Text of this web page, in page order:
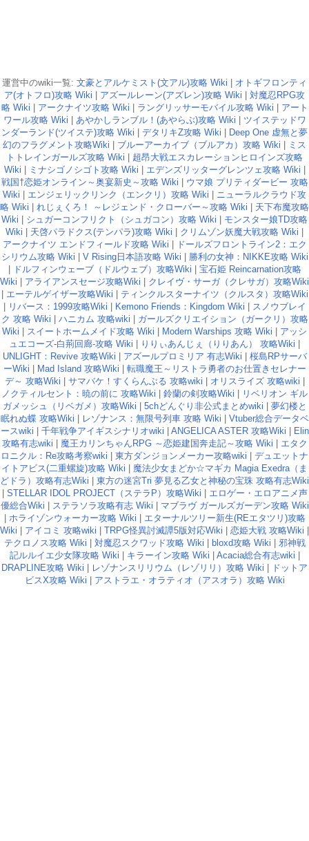
運営中のwiki一覧: 文豪とアルケミスト(文アル)攻略 Wiki | オトギフロンティ
ア(オトフロ)攻略 Wiki | アズールレーン(アズレン)攻略 Wiki | 対魔忍RPG攻
略 Wiki | アークナイツ攻略 Wiki | ラングリッサーモバイル攻略 Wiki | アート
ワール攻略 Wiki | あやかしランブル！(あやらぶ)攻略 Wiki | ツイステッドワ
ンダーランド(ツイステ)攻略 Wiki | デタリキZ攻略 Wiki | Deep One 虚無と夢
幻のフラグメント攻略Wiki | ブルーアーカイブ（ブルアカ）攻略 Wiki | ミス
トトレインガールズ攻略 Wiki | 超昂大戦エスカレーションヒロインズ攻略
Wiki | ミナシゴノシゴト攻略 Wiki | エデンズリッターグレンツェ攻略 Wiki |
戦国†恋姫オンライン～奥宴新史～攻略 Wiki | ウマ娘 プリティダービー 攻略
Wiki | エンジェリックリンク（エンクリ）攻略 Wiki | ニューラルクラウド攻
略 Wiki | れじぇくろ！ ～レジェンド・クローバー～攻略 Wiki | 天下布魔攻略
Wiki | シュガーコンフリクト（シュガコン）攻略 Wiki | モンスター娘TD攻略
Wiki | 天啓パラドクス(テンパラ)攻略 Wiki | クリムゾン妖魔大戦攻略 Wiki |
アークナイツ エンドフィールド攻略 Wiki | ドールズフロントライン2：エク
シリウム攻略 Wiki | V Rising日本語攻略 Wiki | 勝利の女神：NIKKE攻略 Wiki
| ドルフィンウェーブ（ドルウェブ）攻略Wiki | 宝石姫 Reincarnation攻略
Wiki | アライアンスセージ攻略Wiki | クレイヴ・サーガ（クレサガ）攻略Wiki
| エーテルゲイザー攻略Wiki | ティンクルスターナイツ（クルスタ）攻略Wiki
| リバース：1999攻略Wiki | Kemono Friends：Kingdom Wiki | スノウブレイ
ク 攻略 Wiki | ハニカム 攻略wiki | ガールズクリエイション（ガークリ）攻略
Wiki | スイートホームメイド攻略 Wiki | Modern Warships 攻略 Wiki | アッシ
ュエコーズ-白荊回廊-攻略 Wiki | りりぃあんじぇ（りりあん） 攻略Wiki |
UNLIGHT：Revive 攻略Wiki | アズールプロミリア 有志Wiki | 桜島RPサーバ
ーWiki | Mad Island 攻略Wiki | 転職魔王～リストラ勇者のお仕置きセレナー
デ～ 攻略Wiki | サマバケ！すくらんぶる 攻略wiki | オリスライズ 攻略wiki |
ノクティルセント：暁の前に 攻略Wiki | 鈴蘭の剣攻略Wiki | リベリオン ギル
ガメッシュ（リベガメ）攻略Wiki | 5chどんぐり非公式まとめwiki | 夢幻楼と
眠れぬ蝶 攻略Wiki | レゾナンス：無限号列車 攻略 Wiki | Vtuber総合データベ
ースwiki | 千年戦争アイギスシナリオwiki | ANGELICA ASTER 攻略Wiki | Elin
攻略有志wiki | 魔王カリンちゃんRPG ～恋姫建国奔走記～攻略 Wiki | エタク
ロニクル：Re攻略考察wiki | 東方ダンジョンメーカー攻略wiki | デュエットナ
イトアビス(二重螺旋)攻略 Wiki | 魔法少女まどか☆マギカ Magia Exedra（ま
どドラ）攻略有志Wiki | 東方の迷宮Tri 夢見る乙女と神秘の宝珠 攻略有志Wiki
| STELLAR IDOL PROJECT（ステラP）攻略Wiki | エロゲー・エロアニメ声
優総合Wiki | ステラソラ攻略有志 Wiki | マブラヴ ガールズガーデン攻略 Wiki
| ホライゾンウォーカー攻略 Wiki | エターナルツリー新生(REエタツリ)攻略
Wiki | アイコミ 攻略wiki | TRPG怪異討滅譚5版対応Wiki | 恋姫大戦 攻略Wiki |
テクロノス攻略 Wiki | 対魔忍スクワッド攻略 Wiki | bloxd攻略 Wiki | 邪神戦
記ルルイエ少女隊攻略 Wiki | キラーイン攻略 Wiki | Acacia総合有志wiki |
DRAPLINE攻略 Wiki | レゾナンスリリウム（レゾリリ）攻略 Wiki | ドットア
ビスX攻略 Wiki | アストラエ・オラティオ（アスオラ）攻略 Wiki